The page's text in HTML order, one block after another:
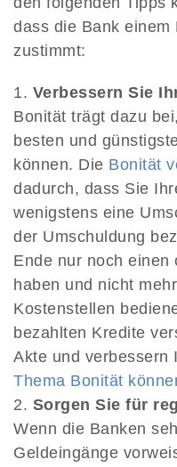
dass die Bank
zustimmt:
Verbessern Sie
Bonität trägt dazu
besten und
können. Die Bonität
dadurch, dass Sie
wenigstens eine
der Umschuldung
Ende nur noch einen
haben und nicht
Kostenstellen
bezahlten Kredite
Akte und verbessern
Thema Bonität
Sorgen Sie für
Wenn die Banken
Geldeingänge